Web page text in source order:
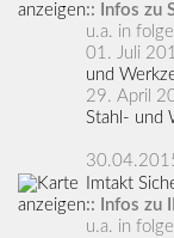
:: Infos zu
u.a. in
01. Juli
und
29. April
Stahl- und
Imtakt
:: Infos zu
u.a. in